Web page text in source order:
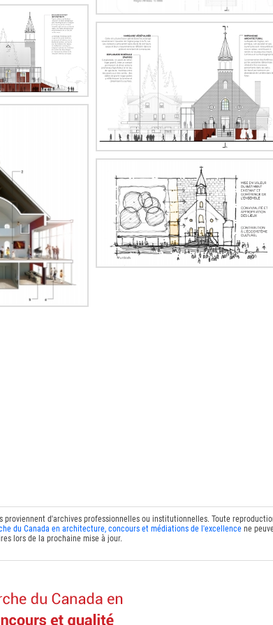
d'archives professionnelles ou institutionnelles. Toute
du Canada en architecture, concours et médiations de l'excellencene
lors de la prochaine mise à jour.